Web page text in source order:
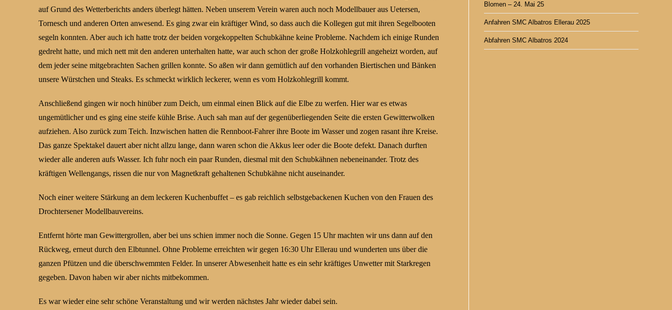
auf Grund des Wetterberichts anders überlegt hätten. Neben unserem Verein waren auch noch Modellbauer aus Uetersen,
Tornesch und anderen Orten anwesend. Es ging zwar ein kräftiger Wind, so dass auch die Kollegen gut mit ihren Segelbooten
segeln konnten. Aber auch ich hatte trotz der beiden vorgekoppelten Schubkähne keine Probleme. Nachdem ich einige Runden
gedreht hatte, und mich nett mit den anderen unterhalten hatte, war auch schon der große Holzkohlegrill angeheizt worden, auf
dem jeder seine mitgebrachten Sachen grillen konnte. So aßen wir dann gemütlich auf den vorhanden Biertischen und Bänken
unsere Würstchen und Steaks. Es schmeckt wirklich leckerer, wenn es vom Holzkohlegrill kommt.
Anschließend gingen wir noch hinüber zum Deich, um einmal einen Blick auf die Elbe zu werfen. Hier war es etwas
ungemütlicher und es ging eine steife kühle Brise. Auch sah man auf der gegenüberliegenden Seite die ersten Gewitterwolken
aufziehen. Also zurück zum Teich. Inzwischen hatten die Rennboot-Fahrer ihre Boote im Wasser und zogen rasant ihre Kreise.
Das ganze Spektakel dauert aber nicht allzu lange, dann waren schon die Akkus leer oder die Boote defekt. Danach durften
wieder alle anderen aufs Wasser. Ich fuhr noch ein paar Runden, diesmal mit den Schubkähnen nebeneinander. Trotz des
kräftigen Wellengangs, rissen die nur von Magnetkraft gehaltenen Schubkähne nicht auseinander.
Noch einer weitere Stärkung an dem leckeren Kuchenbuffet – es gab reichlich selbstgebackenen Kuchen von den Frauen des
Drochtersener Modellbauvereins.
Entfernt hörte man Gewittergrollen, aber bei uns schien immer noch die Sonne. Gegen 15 Uhr machten wir uns dann auf den
Rückweg, erneut durch den Elbtunnel. Ohne Probleme erreichten wir gegen 16:30 Uhr Ellerau und wunderten uns über die
ganzen Pfützen und die überschwemmten Felder. In unserer Abwesenheit hatte es ein sehr kräftiges Unwetter mit Starkregen
gegeben. Davon haben wir aber nichts mitbekommen.
Es war wieder eine sehr schöne Veranstaltung und wir werden nächstes Jahr wieder dabei sein.
Blomen – 24. Mai 25
Anfahren SMC Albatros Ellerau 2025
Abfahren SMC Albatros 2024